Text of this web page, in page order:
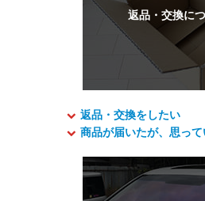
返品・交換をしたい
商品が届いたが、思って